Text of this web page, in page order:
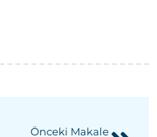
Önceki Makale